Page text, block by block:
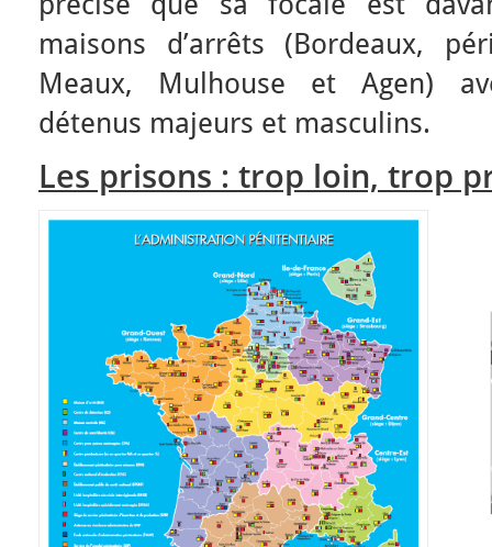
maisons d’arrêts (Bordeaux,
Meaux, Mulhouse et Agen)
détenus majeurs et masculins.
Les prisons : trop loin, trop